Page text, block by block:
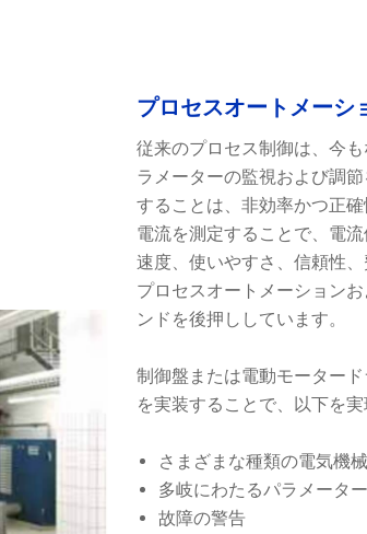
プロセスオートメーシ
従来のプロセス制御は、今
ラメーターの監視および調
することは、非効率かつ正
電流を測定することで、電
速度、使いやすさ、信頼性
プロセスオートメーション
ンドを後押ししています。
制御盤または電動モーター
を実装することで、以下を
さまざまな種類の電気機
多岐にわたるパラメータ
故障の警告